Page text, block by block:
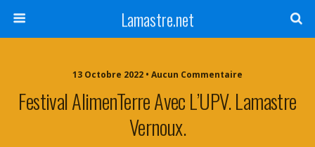
Lamastre.net
13 Octobre 2022 • Aucun Commentaire
Festival AlimenTerre Avec L’UPV. Lamastre
Vernoux.